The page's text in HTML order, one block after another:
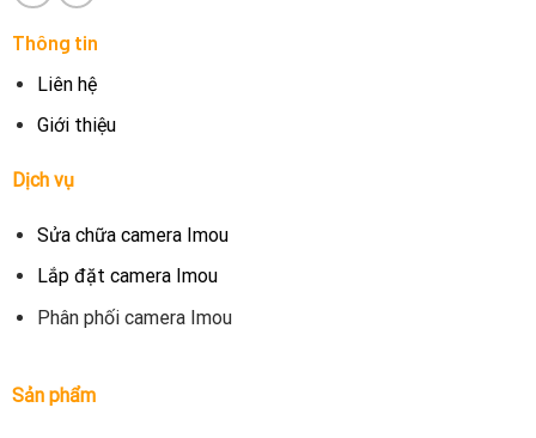
Thông tin
Liên hệ
Giới thiệu
Dịch vụ
Sửa chữa camera Imou
Lắp đặt camera Imou
Phân phối camera Imou
Sản phẩm